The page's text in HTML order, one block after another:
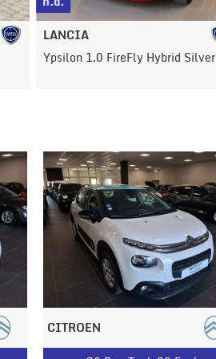
LANCIA
Ypsilon 1.0 FireFly Hybrid Silver
CITROEN